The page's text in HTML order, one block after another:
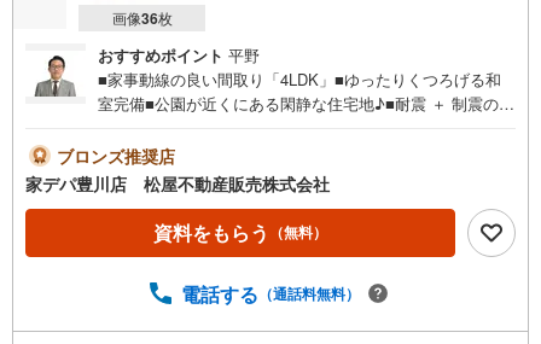
画像36枚
おすすめポイント 平野
■家事動線の良い間取り「4LDK」■ゆったりくつろげる和
室完備■公園が近くにある閑静な住宅地♪■耐震 ＋ 制震の
び場やお昼寝スペースになるLDK隣接和室●家デパ 松屋不
動産販売 のつよみ●・豊橋市・豊川市・知立市・浜松市の4
店舗営業中！三河エリア・遠州エリアの物件ならおまかせ
ください。新築戸建、中古戸建、中古マンション、土地を
お客様のご希望に合わせてご提案いたします！・中古物件
いう多くの方々がリフォームを行っています。新築購入よ
ブロンズ推奨店
家デパ豊川店 松屋不動産販売株式会社
資料をもらう （無料）
電話する （通話料無料）